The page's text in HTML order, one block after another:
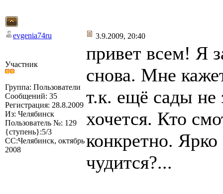
evgenia74ru 3.9.2009, 20:40
Участник
Группа: Пользователи
Сообщений: 35
Регистрация: 28.8.2009
Из: Челябинск
Пользователь №: 129
{ступень}:5/3
СС:Челябинск, октябрь
2008
привет всем! Я
снова. Мне
т.к. ещё сады не
хочется. Кто
конкретно.
чудится?...